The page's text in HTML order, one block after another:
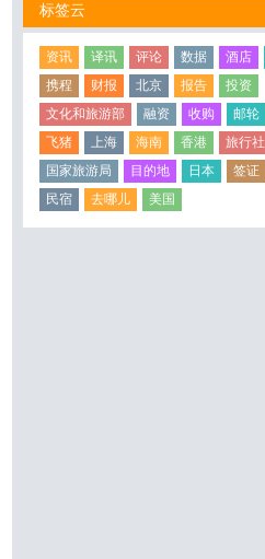
标签云
资讯 译讯 评论 数据 酒店
携程
财报 北京 报告
投资
文化和旅游部
融资 收购 邮轮
飞猪
上海 海南 香港
旅行社
国家旅游局
目的地 日本 签证
民宿
去哪儿 美国